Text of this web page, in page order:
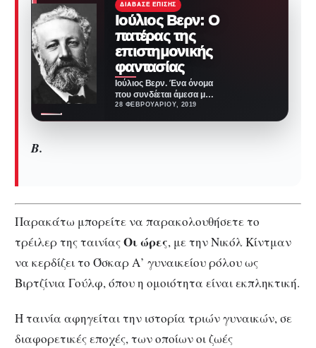
ΔΙΆΒΑΣΕ ΕΠΊΣΗΣ
Ιούλιος Βερν: O
πατέρας της
επιστημονικής
φαντασίας
Ιούλιος Βερν. Ένα όνομα
που συνδέεται άμεσα με
την επιστημονική
28 ΦΕΒΡΟΥΑΡΊΟΥ, 2019
Β.
Παρακάτω μπορείτε να παρακολουθήσετε το
τρέιλερ της ταινίαςΟι ώρες, με την Νικόλ Κίντμαν
να κερδίζει το Όσκαρ Α’ γυναικείου ρόλου ως
Βιρτζίνια Γούλφ, όπου η ομοιότητα είναι εκπληκτική.
Η ταινία αφηγείται την ιστορία τριών γυναικών, σε
διαφορετικές εποχές, των οποίων οι ζωές